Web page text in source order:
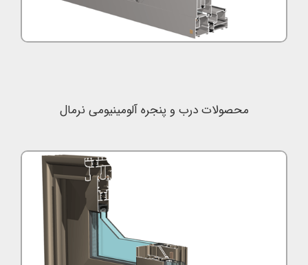
محصولات درب و پنجره آلومینیومی نرمال